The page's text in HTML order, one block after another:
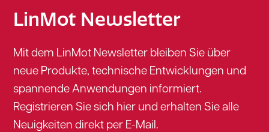
LinMot Newsletter
Mit dem LinMot Newsletter bleiben Sie über
neue Produkte, technische Entwicklungen und
spannende Anwendungen informiert.
Registrieren Sie sich hier und erhalten Sie alle
Neuigkeiten direkt per E-Mail.